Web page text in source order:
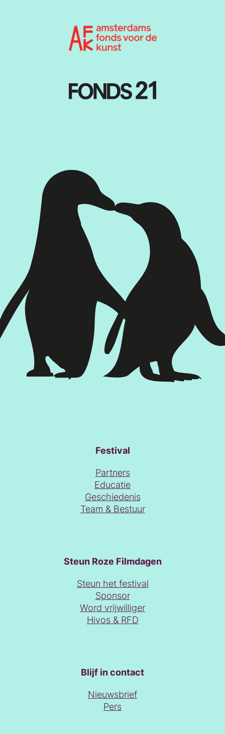
Festival
Partners
Educatie
Geschiedenis
Team & Bestuur
Steun Roze Filmdagen
Steun het festival
Sponsor
Word vrijwilliger
Hivos & RFD
Blijf in contact
Nieuwsbrief
Pers